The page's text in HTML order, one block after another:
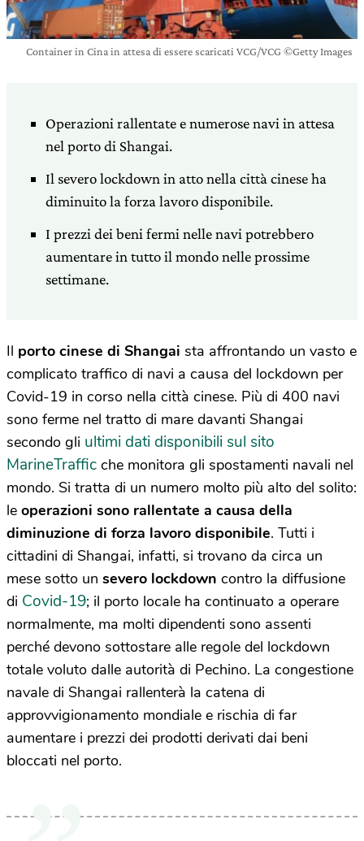
Container in Cina in attesa di essere scaricati VCG/VCG ©Getty Images
Operazioni rallentate e numerose navi in attesa
nel porto di Shangai.
Il severo lockdown in atto nella città cinese ha
diminuito la forza lavoro disponibile.
I prezzi dei beni fermi nelle navi potrebbero
aumentare in tutto il mondo nelle prossime
settimane.
Il porto cinese di Shangai sta affrontando un vasto e
complicato traffico di navi a causa del lockdown per
Covid-19 in corso nella città cinese. Più di 400 navi
sono ferme nel tratto di mare davanti Shangai
secondo gli ultimi dati disponibili sul sito
MarineTraffic che monitora gli spostamenti navali nel
mondo. Si tratta di un numero molto più alto del solito:
le operazioni sono rallentate a causa della
diminuzione di forza lavoro disponibile. Tutti i
cittadini di Shangai, infatti, si trovano da circa un
mese sotto un severo lockdown contro la diffusione
di Covid-19; il porto locale ha continuato a operare
normalmente, ma molti dipendenti sono assenti
perché devono sottostare alle regole del lockdown
totale voluto dalle autorità di Pechino. La congestione
navale di Shangai rallenterà la catena di
approvvigionamento mondiale e rischia di far
aumentare i prezzi dei prodotti derivati dai beni
bloccati nel porto.